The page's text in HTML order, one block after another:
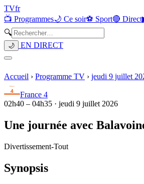
TVfr
📺 Programmes🌙 Ce soir⚽ Sport🔴 Direct
🔍
🌙 EN DIRECT
Accueil › Programme TV › jeudi 9 juillet
France 4
02h40 – 04h35 · jeudi 9 juillet 2026
Une journée avec
Divertissement-Tout
Synopsis